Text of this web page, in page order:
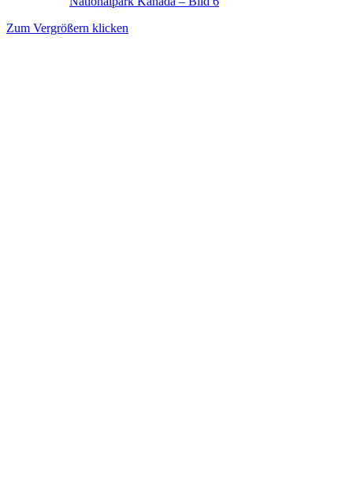
Zum Vergrößern klicken